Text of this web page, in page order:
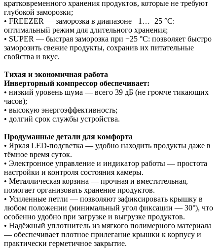
кратковременного хранения продуктов, которые не требуют
глубокой заморозки;
• FREEZER — заморозка в диапазоне −1…−25 °С:
оптимальный режим для длительного хранения;
• SUPER — быстрая заморозка при −25 °С: позволяет быстро
заморозить свежие продукты, сохранив их питательные
свойства и вкус.
Тихая и экономичная работа
Инверторный компрессор обеспечивает:
• низкий уровень шума — всего 39 дБ (не громче тикающих
часов);
• высокую энергоэффективность;
• долгий срок службы устройства.
Продуманные детали для комфорта
• Яркая LED‑подсветка — удобно находить продукты даже в
тёмное время суток.
• Электронное управление и индикатор работы — простота
настройки и контроля состояния камеры.
• Металлическая корзина — прочная и вместительная,
помогает организовать хранение продуктов.
• Усиленные петли — позволяют зафиксировать крышку в
любом положении (минимальный угол фиксации — 30°), что
особенно удобно при загрузке и выгрузке продуктов.
• Надёжный уплотнитель из мягкого полимерного материала
— обеспечивает плотное прилегание крышки к корпусу и
практически герметичное закрытие.